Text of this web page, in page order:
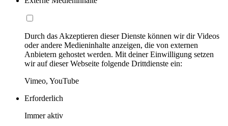
Durch das Akzeptieren dieser Dienste können wir dir Videos
oder andere Medieninhalte anzeigen, die von externen
Anbietern gehostet werden. Mit deiner Einwilligung setzen
wir auf dieser Webseite folgende Drittdienste ein:
Vimeo, YouTube
Erforderlich
Immer aktiv